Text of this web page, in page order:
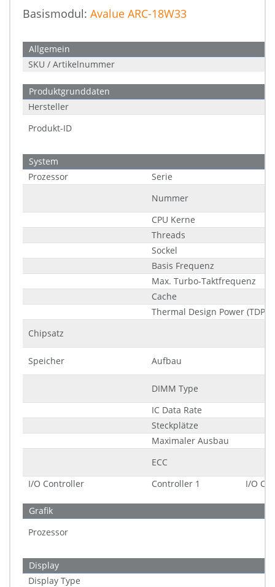
Basismodul: Avalue ARC-18W33
Allgemein
SKU / Artikelnummer
Produktgrunddaten
Hersteller
Produkt-ID
System
Prozessor
Serie
Nummer
CPU Kerne
Threads
Sockel
Basis Frequenz
Max. Turbo-Taktfrequenz
Cache
Thermal Design Power (TDP)
Chipsatz
Speicher Aufbau
DIMM Type
IC Data Rate
Steckplätze
Maximaler Ausbau
ECC
I/O Controller
Controller 1 I/O
Grafik
Prozessor
Display
Display Type